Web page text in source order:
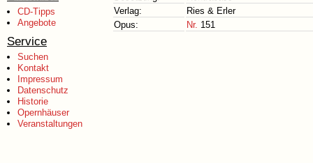
CD-Tipps
Angebote
Service
Suchen
Kontakt
Impressum
Datenschutz
Historie
Opernhäuser
Veranstaltungen
Verlag:
Ries & Erler
Opus:
Nr. 151